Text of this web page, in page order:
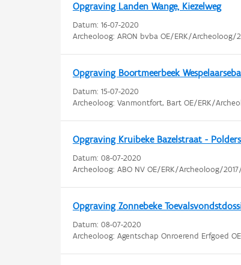
Opgraving Landen Wange, Kiezelweg
Datum: 16-07-2020
Archeoloog: ARON bvba OE/ERK/Archeoloog/
Opgraving Boortmeerbeek
Datum: 15-07-2020
Archeoloog: Vanmontfort, Bart OE/ERK/
Opgraving Kruibeke Bazelstraat -
Datum: 08-07-2020
Archeoloog: ABO NV OE/ERK/Archeoloog/
Opgraving Zonnebeke
Datum: 08-07-2020
Archeoloog: Agentschap Onroerend Erfgoed